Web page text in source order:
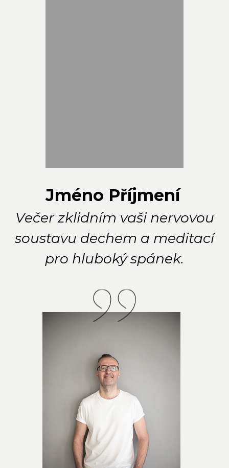
Jméno Příjmení
Večer zklidním vaši nervovou
soustavu dechem a meditací
pro hluboký spánek.